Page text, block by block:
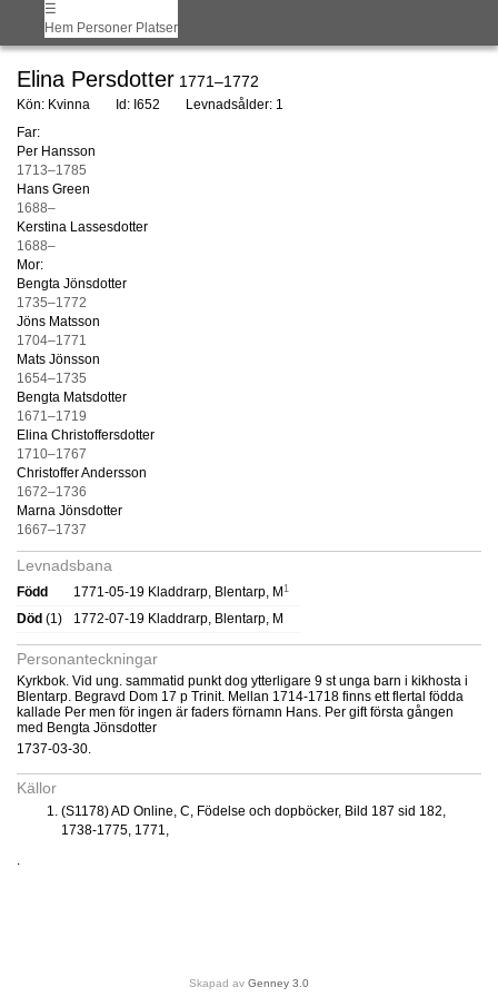
☰
Hem Personer Platser
Elina Persdotter 1771–1772
Kön: Kvinna Id: I652
Levnadsålder: 1
Far:
Per Hansson
1713–1785
Hans Green
1688–
Kerstina Lassesdotter
1688–
Mor:
Bengta Jönsdotter
1735–1772
Jöns Matsson
1704–1771
Mats Jönsson
1654–1735
Bengta Matsdotter
1671–1719
Elina Christoffersdotter
1710–1767
Christoffer Andersson
1672–1736
Marna Jönsdotter
1667–1737
Levnadsbana
Född 1771-05-19 Kladdrarp, Blentarp, M 1
Död (1) 1772-07-19 Kladdrarp, Blentarp, M
Personanteckningar
Kyrkbok. Vid ung. sammatid punkt dog ytterligare 9 st unga barn i kikhosta i
Blentarp. Begravd Dom 17 p Trinit. Mellan 1714-1718 finns ett flertal födda
kallade Per men för ingen är faders förnamn Hans. Per gift första gången
med Bengta Jönsdotter
1737-03-30.
Källor
(S1178) AD Online, C, Födelse och dopböcker, Bild 187 sid 182,
1738-1775, 1771,
.
Skapad av Genney 3.0